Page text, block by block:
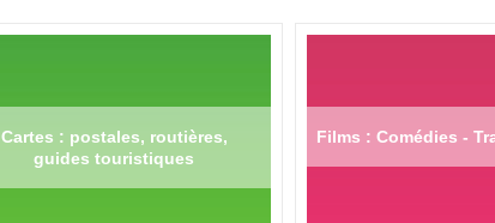
Cartes : postales, routières,
guides touristiques
Films : Comédies -